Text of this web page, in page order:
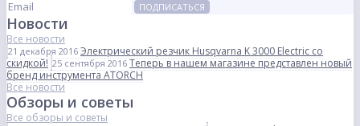
ПОДПИСАТЬСЯ
Новости
Все новости
21 декабря 2016 Электрический резчик Husqvarna K 3000 Electric со
скидкой! 25 сентября 2016 Теперь в нашем магазине представлен новый
бренд инструмента ATORCH
Все новости
Обзоры и советы
Все обзоры и советы